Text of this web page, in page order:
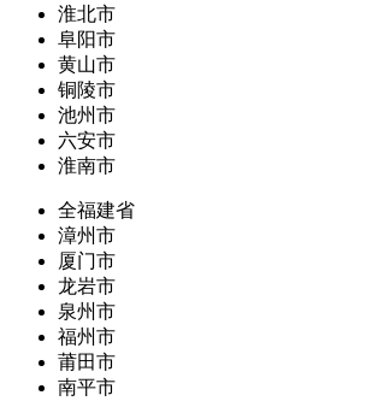
淮北市
阜阳市
黄山市
铜陵市
池州市
六安市
淮南市
全福建省
漳州市
厦门市
龙岩市
泉州市
福州市
莆田市
南平市